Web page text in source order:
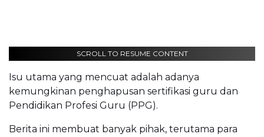
SCROLL TO RESUME CONTENT
Isu utama yang mencuat adalah adanya
kemungkinan penghapusan sertifikasi guru dan
Pendidikan Profesi Guru (PPG).
Berita ini membuat banyak pihak, terutama para